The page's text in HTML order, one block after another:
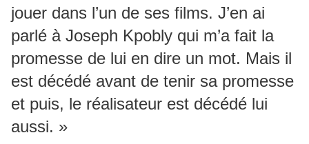
jouer dans l’un de ses films. J’en ai
parlé à Joseph Kpobly qui m’a fait la
promesse de lui en dire un mot. Mais il
est décédé avant de tenir sa promesse
et puis, le réalisateur est décédé lui
aussi. »